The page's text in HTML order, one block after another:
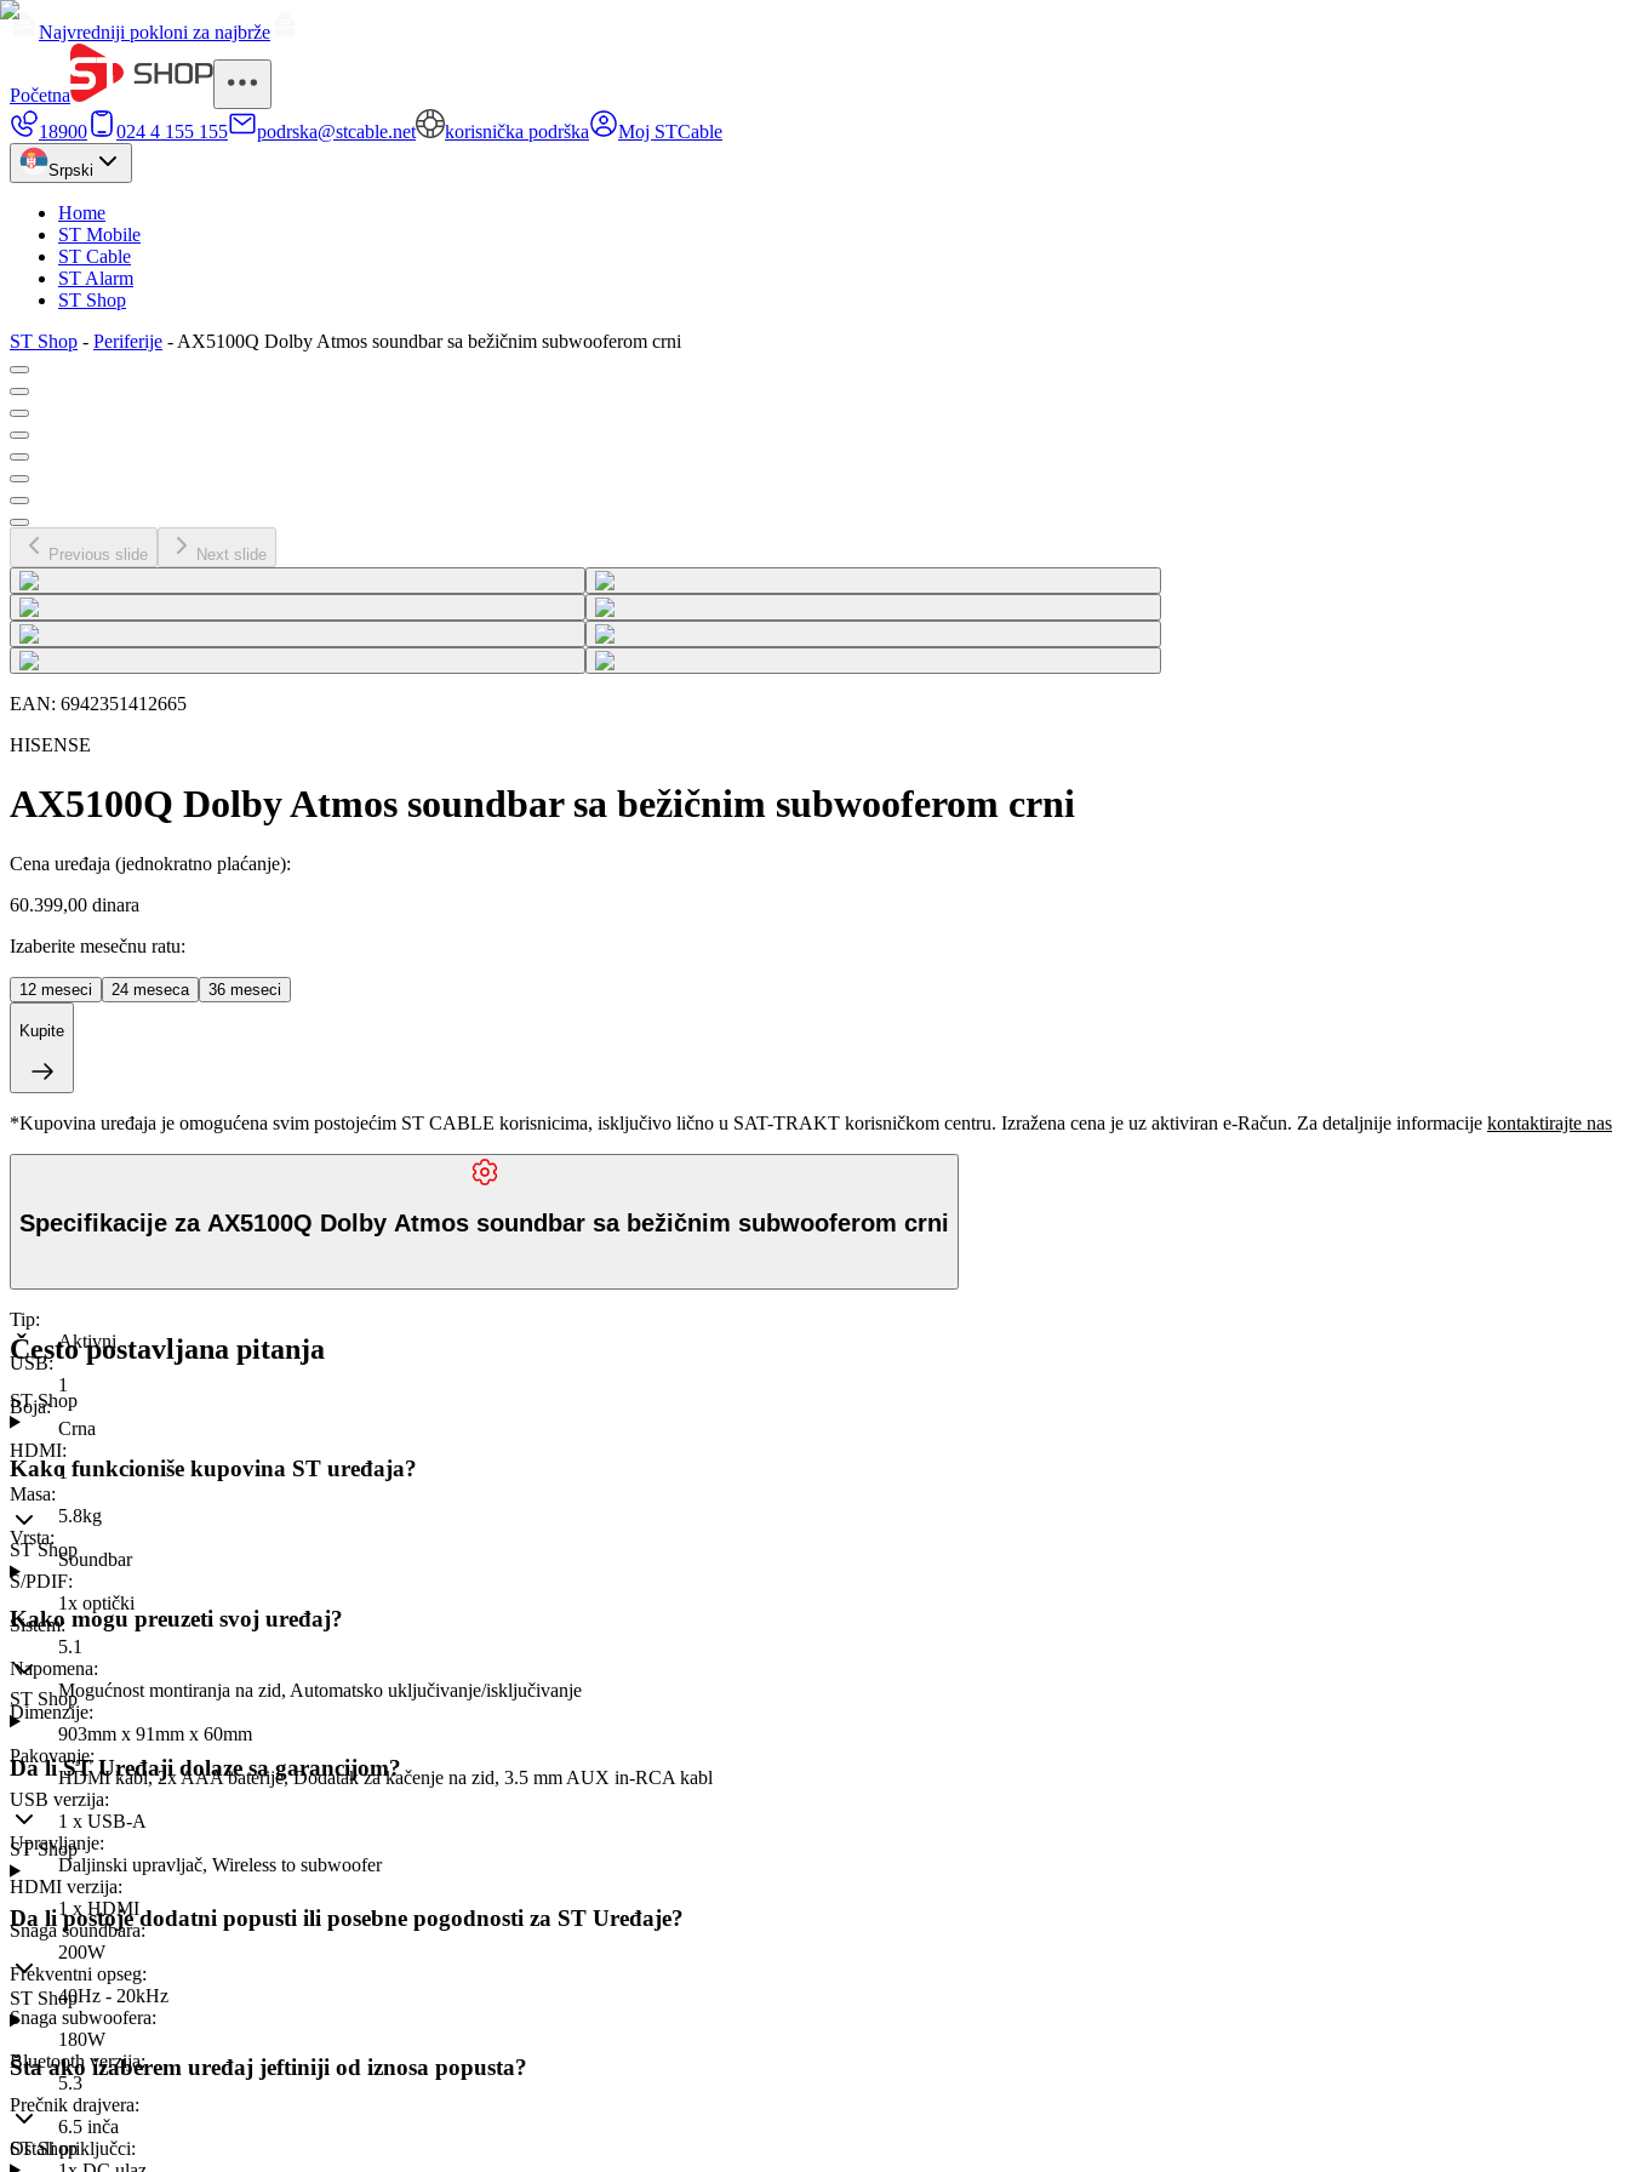
Najvredniji pokloni za najbrže
Početna
18900
024 4 155 155 podrska@stcable.net korisnička podrška Moj STCable
Srpski
Home
ST Mobile
ST Cable
ST Alarm
ST Shop
ST Shop - Periferije - AX5100Q Dolby Atmos soundbar sa bežičnim subwooferom crni
Previous slide Next slide
EAN: 6942351412665
HISENSE
AX5100Q Dolby Atmos soundbar sa bežičnim subwooferom crni
Cena uređaja (jednokratno plaćanje):
60.399,00 dinara
Izaberite mesečnu ratu:
12 meseci 24 meseca 36 meseci
Kupite
*Kupovina uređaja je omogućena svim postojećim ST CABLE korisnicima, isključivo lično u SAT-TRAKT korisničkom centru. Izražena cena je uz aktiviran e-Račun. Za detaljnije informacije kontaktirajte nas
Specifikacije za AX5100Q Dolby Atmos soundbar sa bežičnim subwooferom crni
Tip:
Aktivni
USB:
1
Boja:
Crna
HDMI:
1
Masa:
5.8kg
Vrsta:
Soundbar
S/PDIF:
1x optički
Sistem:
5.1
Napomena:
Mogućnost montiranja na zid, Automatsko uključivanje/isključivanje
Dimenzije:
903mm x 91mm x 60mm
Pakovanje:
HDMI kabl, 2x AAA baterije, Dodatak za kačenje na zid, 3.5 mm AUX in-RCA kabl
USB verzija:
1 x USB-A
Upravljanje:
Daljinski upravljač, Wireless to subwoofer
HDMI verzija:
1 x HDMI
Snaga soundbara:
200W
Frekventni opseg:
40Hz - 20kHz
Snaga subwoofera:
180W
Bluetooth verzija:
5.3
Prečnik drajvera:
6.5 inča
Ostali priključci:
Često postavljana pitanja
ST Shop
Kako funkcioniše kupovina ST uređaja?
ST Shop
Kako mogu preuzeti svoj uređaj?
ST Shop
Da li ST Uređaji dolaze sa garancijom?
ST Shop
Da li postoje dodatni popusti ili posebne pogodnosti za ST Uređaje?
ST Shop
Šta ako izaberem uređaj jeftiniji od iznosa popusta?
ST Shop